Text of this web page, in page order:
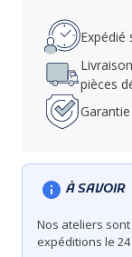
Expédié
pièces
À SAVOIR
Nos ateliers
expéditions le